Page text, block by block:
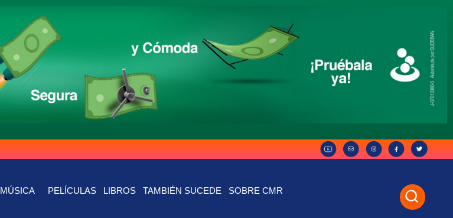
MÚSICA PELÍCULAS LIBROS TAMBIÉN SUCEDE SOBRE CMR